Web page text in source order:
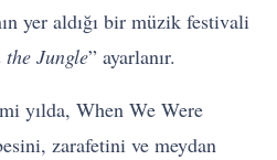
yer aldığı bir müzik festivali
Jungle” ayarlanır.
yılda, When We Were
zarafetini ve meydan